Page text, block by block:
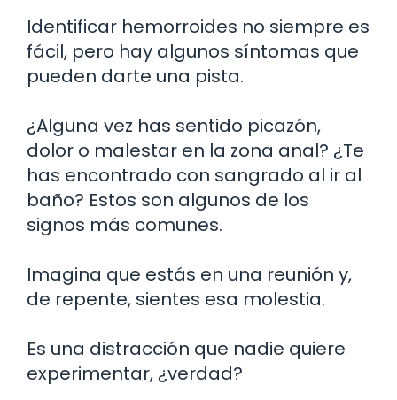
Identificar hemorroides no siempre es
fácil, pero hay algunos síntomas que
pueden darte una pista.
¿Alguna vez has sentido picazón,
dolor o malestar en la zona anal? ¿Te
has encontrado con sangrado al ir al
baño? Estos son algunos de los
signos más comunes.
Imagina que estás en una reunión y,
de repente, sientes esa molestia.
Es una distracción que nadie quiere
experimentar, ¿verdad?